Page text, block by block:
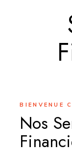
BIENVENUE
Nos